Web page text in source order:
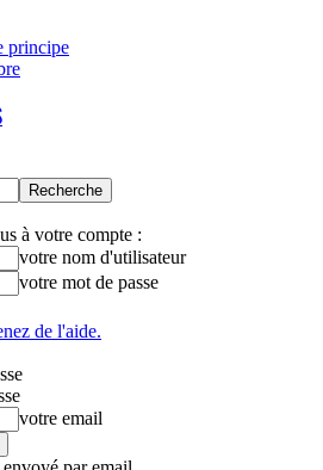
principe
à votre compte :
votre nom d'utilisateur
votre mot de passe
de l'aide.
votre email